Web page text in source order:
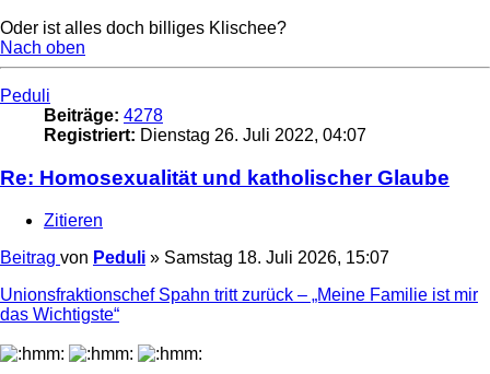
Oder ist alles doch billiges Klischee?
Nach oben
Peduli
Beiträge: 4278
Registriert: Dienstag 26. Juli 2022, 04:07
Re: Homosexualität und katholischer Glaube
Zitieren
Beitrag von Peduli » Samstag 18. Juli 2026, 15:07
Unionsfraktionschef Spahn tritt zurück – „Meine Familie ist mir
das Wichtigste“